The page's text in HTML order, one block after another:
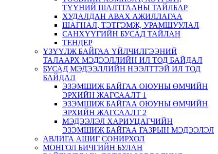
ТҮҮНИЙ ШАЛТГААНЫ ТАЙЛБАР
ХУДАЛДАН АВАХ АЖИЛЛАГАА
ШАГНАЛ, ТЭТГЭМЖ, УРАМШУУЛАЛ
САНХҮҮГИЙН БУСАД ТАЙЛАН
ТЕНДЕР
ҮЗҮҮЛЖ БАЙГАА ҮЙЛЧИЛГЭЭНИЙ
ТАЛААРХ МЭДЭЭЛЛИЙН ИЛ ТОД БАЙДАЛ
БУСАД МЭДЭЭЛЛИЙН НЭЭЛТТЭЙ ИЛ ТОД
БАЙДАЛ
ЭЗЭМШИЖ БАЙГАА ОЮУНЫ ӨМЧИЙН
ЭРХИЙН ЖАГСААЛТ 1
ЭЗЭМШИЖ БАЙГАА ОЮУНЫ ӨМЧИЙН
ЭРХИЙН ЖАГСААЛТ 2
МЭДЭЭЛЭЛ ХАРИУЦАГЧИЙН
ЭЗЭМШИЖ БАЙГАА ГАЗРЫН МЭДЭЭЛЭЛ
АВЛИГА АШИГ СОНИРХОЛ
МОНГОЛ БИЧГИЙН БУЛАН